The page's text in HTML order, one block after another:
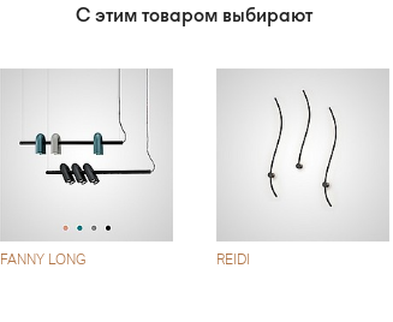
С этим товаром выбирают
FANNY LONG REIDI